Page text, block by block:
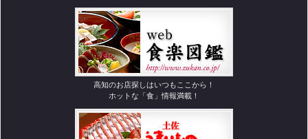
高知のお店探しはいつもここから！
ホットな「食」情報満載！